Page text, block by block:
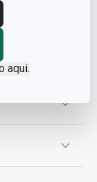
aqui.